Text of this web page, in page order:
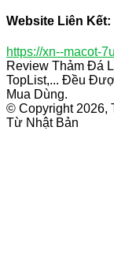
Website Liên Kết:
https://xn--macot-
Review Thảm Đá
TopList,... Đều
Mua Dùng.
© Copyright 2026,
Từ Nhật Bản